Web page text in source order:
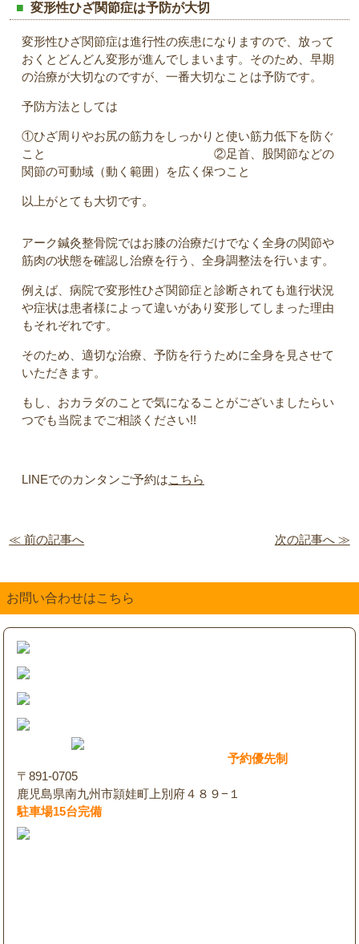
変形性ひざ関節症は予防が大切
変形性ひざ関節症は進行性の疾患になりますので、放って
おくとどんどん変形が進んでしまいます。そのため、早期
の治療が大切なのですが、一番大切なことは予防です。
予防方法としては
①ひざ周りやお尻の筋力をしっかりと使い筋力低下を防ぐ
こと ②足首、股関節などの
関節の可動域（動く範囲）を広く保つこと
以上がとても大切です。
アーク鍼灸整骨院ではお膝の治療だけでなく全身の関節や
筋肉の状態を確認し治療を行う、全身調整法を行います。
例えば、病院で変形性ひざ関節症と診断されても進行状況
や症状は患者様によって違いがあり変形してしまった理由
もそれぞれです。
そのため、適切な治療、予防を行うために全身を見させて
いただきます。
もし、おカラダのことで気になることがございましたらい
つでも当院までご相談ください!!
LINEでのカンタンご予約はこちら
≪ 前の記事へ 次の記事へ ≫
お問い合わせはこちら
予約優先制
〒891-0705
鹿児島県南九州市頴娃町上別府４８９−１
駐車場15台完備